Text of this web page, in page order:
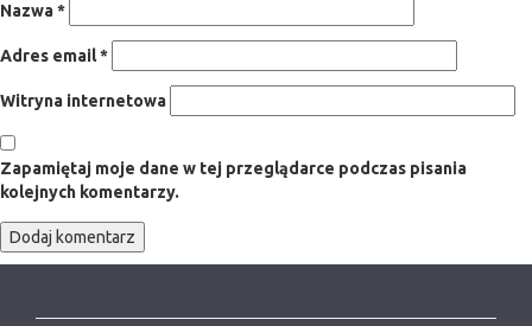
Nazwa*
Adres email*
Witryna internetowa
Zapamiętaj moje dane w tej przeglądarce podczas pisania
kolejnych komentarzy.